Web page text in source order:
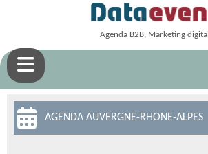
Agenda B2B, Marketing digital
AGENDA AUVERGNE-RHONE-ALPES